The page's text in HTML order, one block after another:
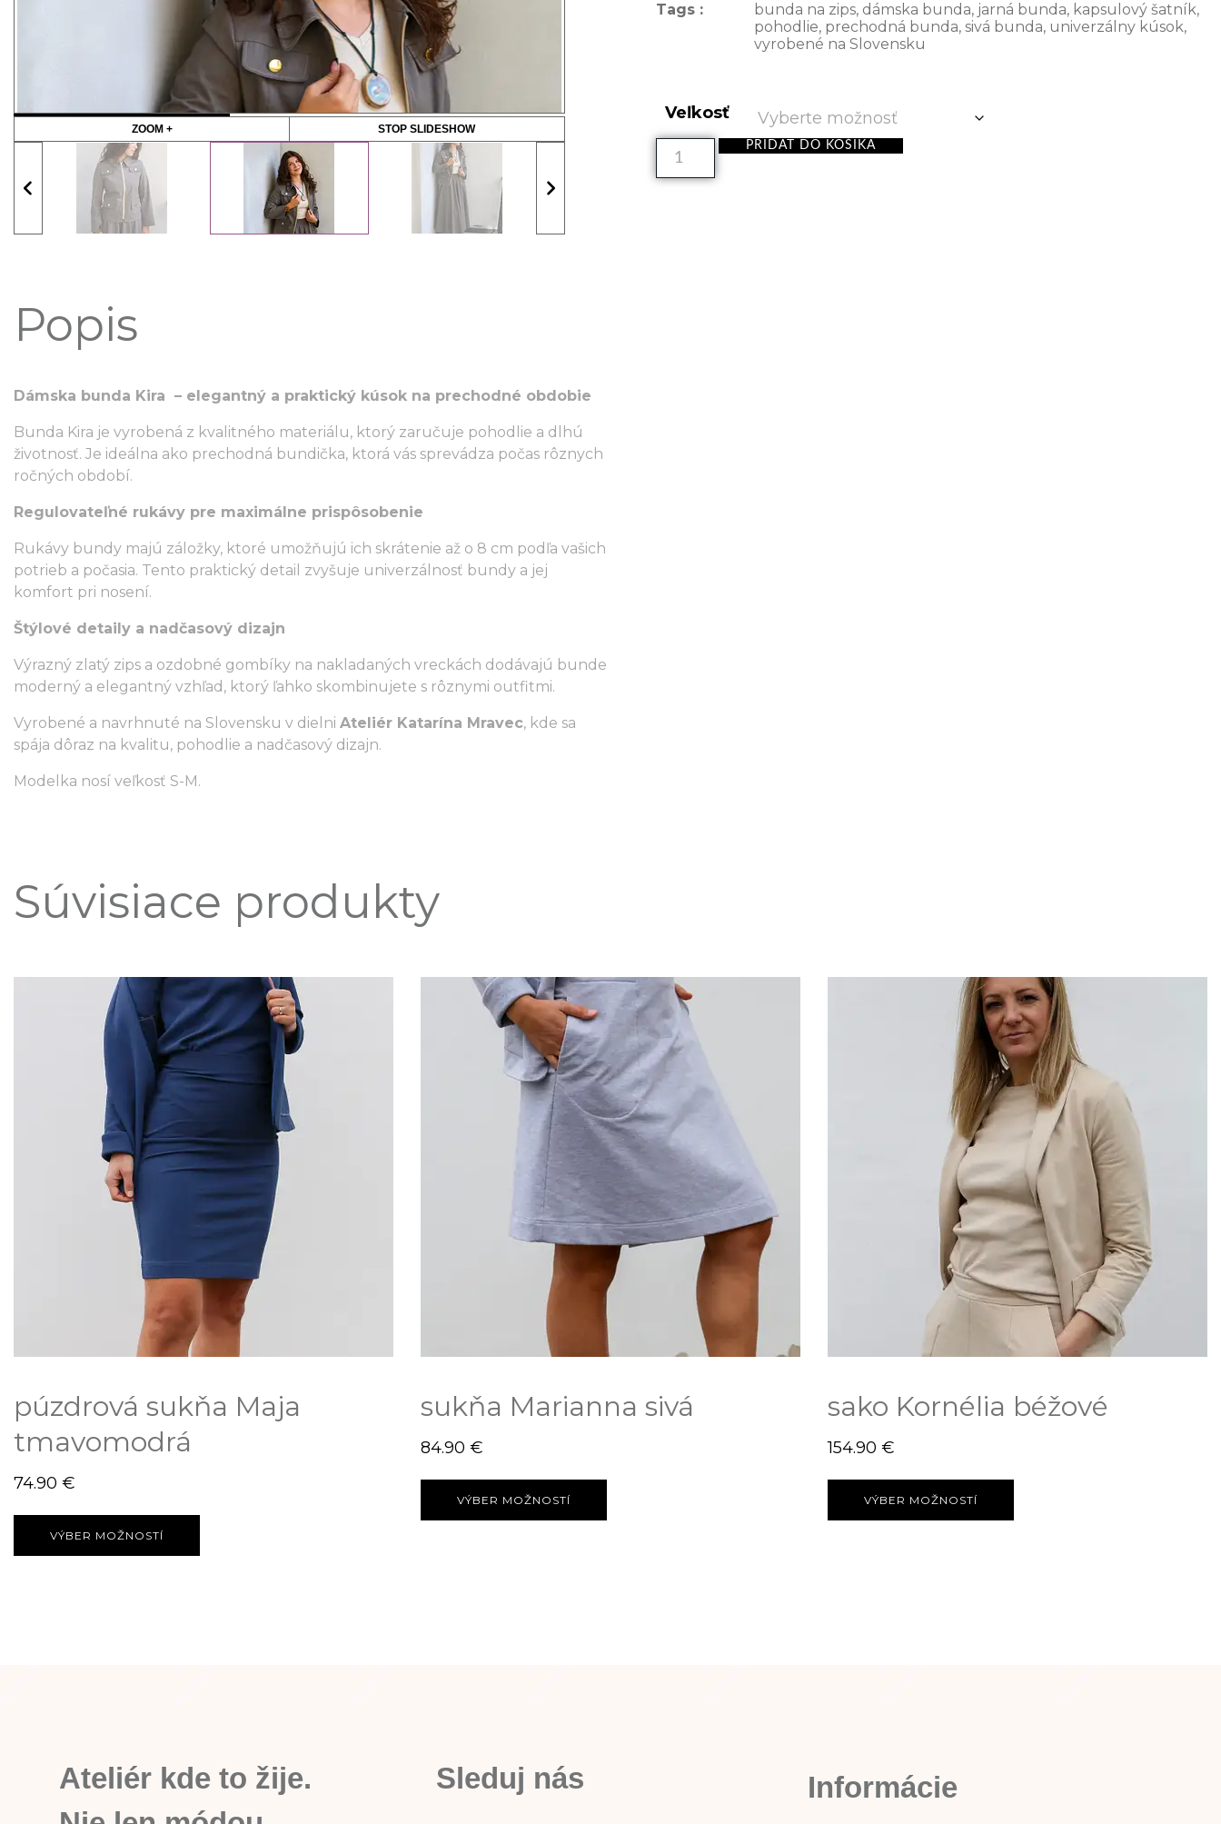
ZOOM + STOP SLIDESHOW
Tags :
bunda na zips, dámska bunda, jarná bunda, kapsulový šatník,
pohodlie, prechodná bunda, sivá bunda, univerzálny kúsok,
vyrobené na Slovensku
Veľkosť
PRIDAŤ DO KOŠÍKA
Popis
Dámska bunda Kira – elegantný a praktický kúsok na prechodné obdobie
Bunda Kira je vyrobená z kvalitného materiálu, ktorý zaručuje pohodlie a dlhú
životnosť. Je ideálna ako prechodná bundička, ktorá vás sprevádza počas rôznych
ročných období.
Regulovateľné rukávy pre maximálne prispôsobenie
Rukávy bundy majú záložky, ktoré umožňujú ich skrátenie až o 8 cm podľa vašich
potrieb a počasia. Tento praktický detail zvyšuje univerzálnosť bundy a jej
komfort pri nosení.
Štýlové detaily a nadčasový dizajn
Výrazný zlatý zips a ozdobné gombíky na nakladaných vreckách dodávajú bunde
moderný a elegantný vzhľad, ktorý ľahko skombinujete s rôznymi outfitmi.
Vyrobené a navrhnuté na Slovensku v dielni Ateliér Katarína Mravec, kde sa
spája dôraz na kvalitu, pohodlie a nadčasový dizajn.
Modelka nosí veľkosť S-M.
Súvisiace produkty
púzdrová sukňa Maja
tmavomodrá
74.90 €
VÝBER MOŽNOSTÍ
sukňa Marianna sivá
84.90 €
VÝBER MOŽNOSTÍ
sako Kornélia béžové
154.90 €
VÝBER MOŽNOSTÍ
Ateliér kde to žije.
Sleduj nás Informácie